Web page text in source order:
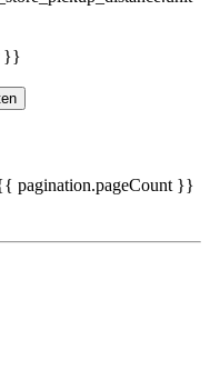
}}
pagination.pageCount }}